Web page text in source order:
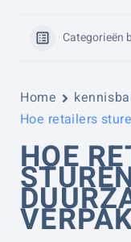
Categorieën
Home
Hoe retailers
HOE